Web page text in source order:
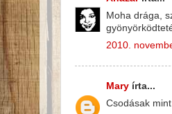
Moha drága,
2010.
Mary írta...
Csodásak